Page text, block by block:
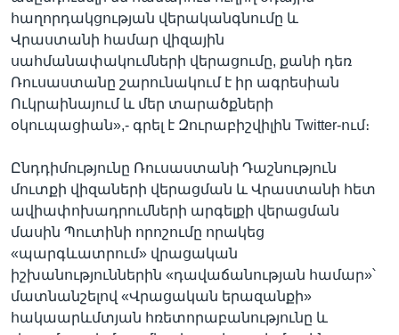
հաղորդակցության վերականգնումը և
Վրաստանի համար վիզային
սահմանափակումների վերացումը, քանի դեռ
Ռուսաստանը շարունակում է իր ագրեսիան
Ուկրաինայում և մեր տարածքների
օկուպացիան»,- գրել է Զուրաբիշվիլին Twitter-ում։
Ընդդիմությունը Ռուսաստանի Դաշնություն
մուտքի վիզաների վերացման և Վրաստանի հետ
ավիափոխադրումների արգելքի վերացման
մասին Պուտինի որոշումը որակեց
«պարգևատրում» վրացական
իշխանություններին «դավաճանության համար»՝
մատնանշելով «Վրացական երազանքի»
հակաարևմտյան հռետորաբանությունը և